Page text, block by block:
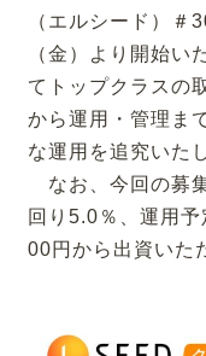
（エルシード）＃
（金）より開始い
てトップクラスの
から運用・管理ま
な運用を追究いた
なお、今回の募
回り5.0％、運用
00円から出資いた